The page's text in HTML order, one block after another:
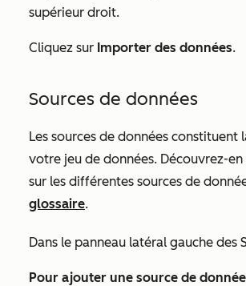
supérieur droit.
Cliquez sur Importer des données.
Sources de données
Les sources de données constituent
votre jeu de données. Découvrez-
sur les différentes sources de
glossaire.
Dans le panneau latéral gauche des
Pour ajouter une source de